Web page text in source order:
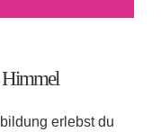
Himmel
erlebst du